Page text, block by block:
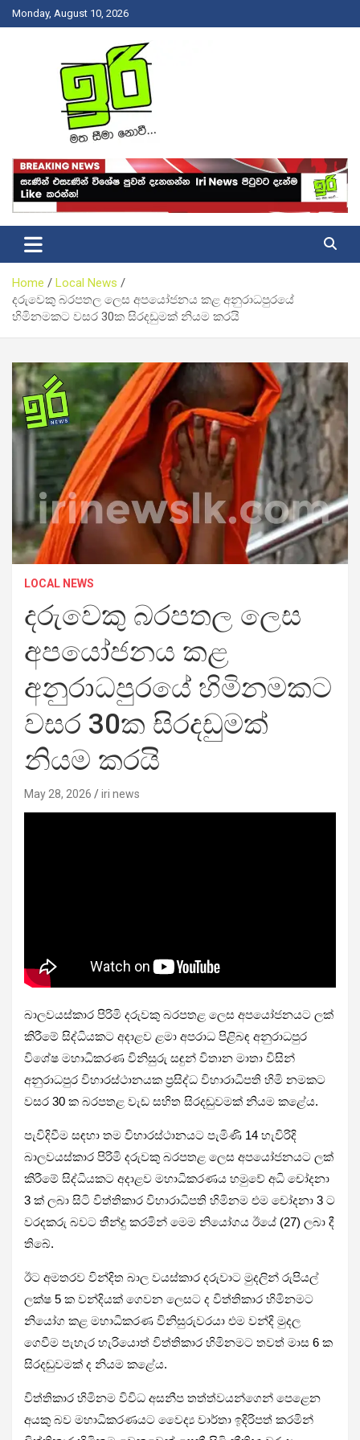
Skip
to
Monday, August 10, 2026
Iri News
Home
Local News
දරුවෙකු බරපතල ලෙස අපයෝජනය කළ අනුරාධපුරයේ
හිමිනමකට වසර 30ක සිරදඩුමක් නියම කරයි
LOCAL NEWS
දරුවෙකු බරපතල ලෙස
අපයෝජනය කළ
අනුරාධපුරයේ හිමිනමකට
වසර 30ක සිරදඩුමක්
නියම කරයි
May 28, 2026 iri news
බාලවයස්කාර පිරිමි දරුවකු බරපතළ ලෙස අපයෝජනයට ලක්
කිරීමේ සිද්ධියකට අදාළව ළමා අපරාධ පිළිබඳ අනුරාධපුර
විශේෂ මහාධිකරණ විනිසුරු සඳුන් විතාන මාතා විසින්
අනුරාධපුර විහාරස්ථානයක ප්‍රසිද්ධ විහාරාධිපති හිමි නමකට
වසර 30 ක බරපතළ වැඩ සහිත සිරදඬුවමක් නියම කළේය.
පැවිදිවීම සඳහා තම විහාරස්ථානයට පැමිණි 14 හැවිරිදි
බාලවයස්කාර පිරිමි දරුවකු බරපතළ ලෙස අපයෝජනයට ලක්
කිරීමේ සිද්ධියකට අදාළව මහාධිකරණය හමුවේ අධි චෝදනා
3 ක් ලබා සිටි විත්තිකාර විහාරාධිපති හිමිනම එම චෝදනා 3 ට
වරදකරු බවට තීන්දු කරමින් මෙම නියෝගය ඊයේ (27) ලබා දී
තිබේ.
ඊට අමතරව වින්දිත බාල වයස්කාර දරුවාට මුදලින් රුපියල්
ලක්ෂ 5 ක වන්දියක් ගෙවන ලෙසට ද විත්තිකාර හිමිනමට
නියෝග කළ මහාධිකරණ විනිසුරුවරයා එම වන්දි මුදල
ගෙවීම පැහැර හැරියොත් විත්තිකාර හිමිනමට තවත් මාස 6 ක
සිරදඬුවමක් ද නියම කළේය.
විත්තිකාර හිමිනම විවිධ අසනීප තත්ත්වයන්ගෙන් පෙළෙන
අයකු බව මහාධිකරණයට වෛද්‍ය වාර්තා ඉදිරිපත් කරමින්